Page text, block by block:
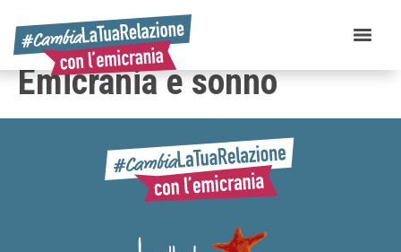
Emicrania e sonno